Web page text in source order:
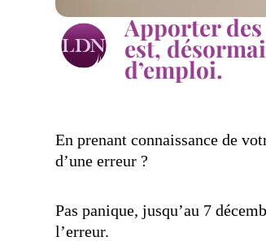
Apporter
est,
d’emploi.
En prenant connaissance de
d’une erreur ?
Pas panique, jusqu’au 7
l’erreur.